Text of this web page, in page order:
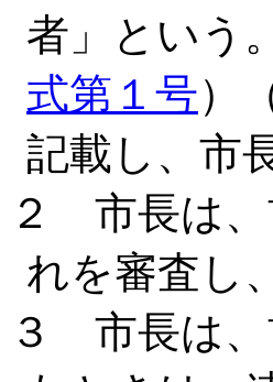
者」という
式第１号）
記載し、市
２ 市長は、
れを審査し
３ 市長は、